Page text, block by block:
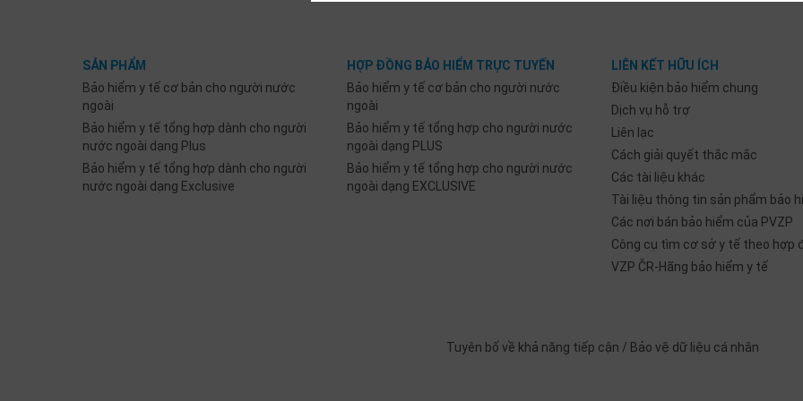
SẢN PHẨM
Bảo hiểm y tế cơ bản cho người nước
ngoài
Bảo hiểm y tế tổng hợp dành cho người
nước ngoài dạng Plus
Bảo hiểm y tế tổng hợp dành cho người
nước ngoài dạng Exclusive
HỢP ĐỒNG BẢO HIỂM TRỰC TUYẾN
Bảo hiểm y tế cơ bản cho người nước
ngoài
Bảo hiểm y tế tổng hợp cho người nước
ngoài dạng PLUS
Bảo hiểm y tế tổng hợp cho người nước
ngoài dạng EXCLUSIVE
LIÊN KẾT HỮU ÍCH
Điều kiện bảo hiểm chung
Dịch vụ hỗ trợ
Liên lạc
Cách giải quyết thắc mắc
Các tài liệu khác
Tài liệu thông tin sản phẩm bảo
Các nơi bán bảo hiểm của PVZP
Công cụ tìm cơ sở y tế theo hợp
VZP ČR-Hãng bảo hiểm y tế
Tuyên bố về khả năng tiếp cận / Bảo vệ dữ liệu cá nhân